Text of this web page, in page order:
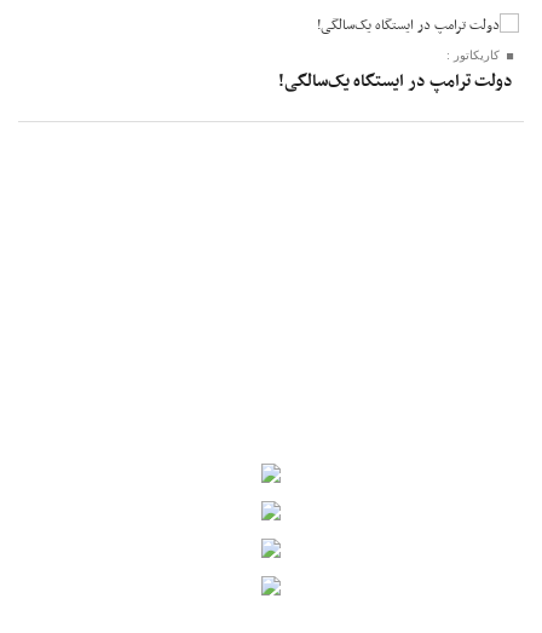
کاریکاتور :
دولت ترامپ در ایستگاه یک‌سالگی!